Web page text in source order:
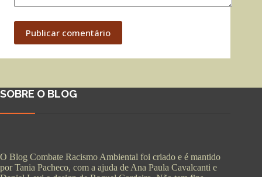
Publicar comentário
SOBRE O BLOG
O Blog Combate Racismo Ambiental foi criado e é mantido
por Tania Pacheco, com a ajuda de Ana Paula Cavalcanti e